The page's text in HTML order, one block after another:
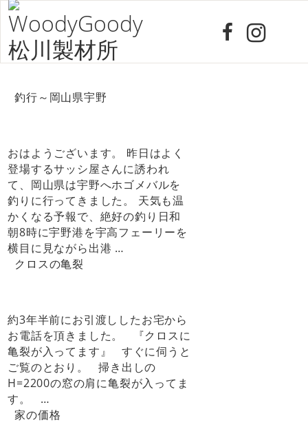
釣行～岡山県宇野
おはようございます。 昨日はよく
登場するサッシ屋さんに誘われ
て、岡山県は宇野へホゴメバルを
釣りに行ってきました。 天気も温
かくなる予報で、絶好の釣り日和
朝8時に宇野港を宇高フェーリーを
横目に見ながら出港 …
クロスの亀裂
約3年半前にお引渡ししたお宅から
お電話を頂きました。 『クロスに
亀裂が入ってます』 すぐに伺うと
ご覧のとおり。 掃き出しの
H=2200の窓の肩に亀裂が入ってま
す。 …
家の価格